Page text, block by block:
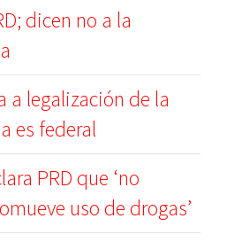
dicen no a la
a legalización de la
es federal
PRD que ‘no
uso de drogas’